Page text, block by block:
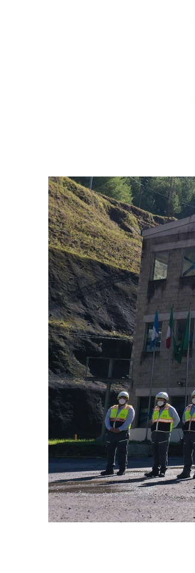
Enel Green Power Guatemala